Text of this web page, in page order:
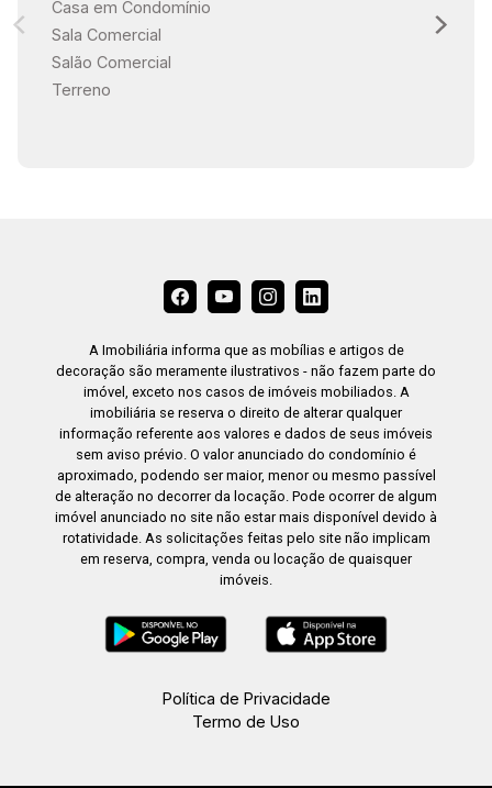
Casa em Condomínio
Sala Comercial
Salão Comercial
Terreno
A Imobiliária informa que as mobílias e artigos de
decoração são meramente ilustrativos - não fazem parte do
imóvel, exceto nos casos de imóveis mobiliados. A
imobiliária se reserva o direito de alterar qualquer
informação referente aos valores e dados de seus imóveis
sem aviso prévio. O valor anunciado do condomínio é
aproximado, podendo ser maior, menor ou mesmo passível
de alteração no decorrer da locação. Pode ocorrer de algum
imóvel anunciado no site não estar mais disponível devido à
rotatividade. As solicitações feitas pelo site não implicam
em reserva, compra, venda ou locação de quaisquer
imóveis.
Política de Privacidade
Termo de Uso